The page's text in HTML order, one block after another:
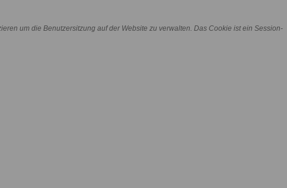
um die Benutzersitzung auf der Website zu verwalten. Das Cookie ist ein Session-